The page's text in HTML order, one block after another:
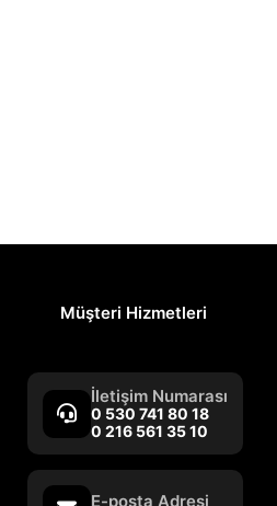
Müşteri Hizmetleri
İletişim Numarası
0 530 741 80 18
0 216 561 35 10
E-posta Adresi